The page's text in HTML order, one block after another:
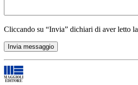
Cliccando su “Invia” dichiari di aver letto la